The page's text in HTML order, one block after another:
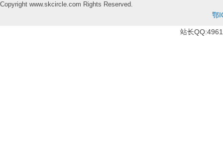
Copyright www.skcircle.com Rights Reserved.
鄂
站长